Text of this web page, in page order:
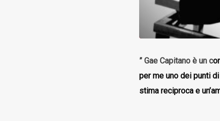
” Gae Capitano è un c
per me uno dei punti
stima reciproca e